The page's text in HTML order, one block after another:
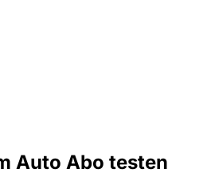
Auto Abo testen